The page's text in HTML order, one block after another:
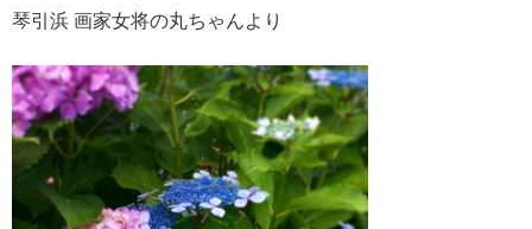
琴引浜 画家女将の丸ちゃんより